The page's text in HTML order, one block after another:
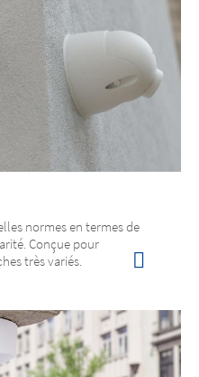
normes en termes de
Conçue pour
très variés.